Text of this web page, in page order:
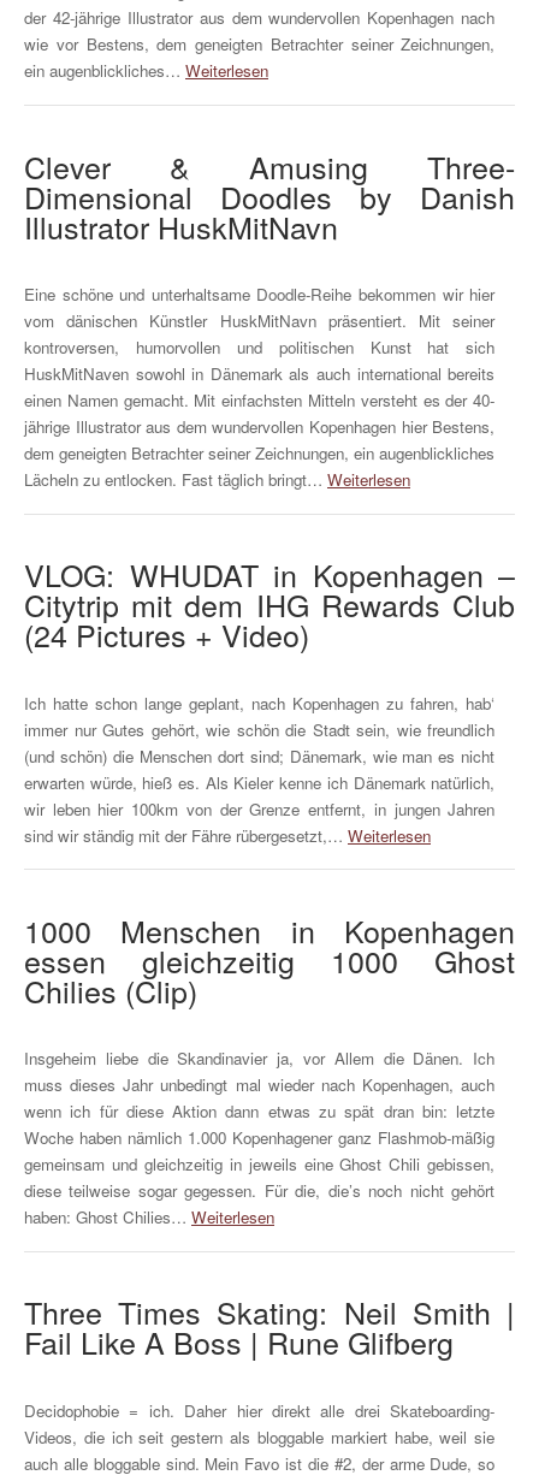
der 42-jährige Illustrator aus dem wundervollen Kopenhagen nach
wie vor Bestens, dem geneigten Betrachter seiner Zeichnungen,
ein augenblickliches… Weiterlesen
Clever & Amusing Three-
Dimensional Doodles by Danish
Illustrator HuskMitNavn
Eine schöne und unterhaltsame Doodle-Reihe bekommen wir hier
vom dänischen Künstler HuskMitNavn präsentiert. Mit seiner
kontroversen, humorvollen und politischen Kunst hat sich
HuskMitNaven sowohl in Dänemark als auch international bereits
einen Namen gemacht. Mit einfachsten Mitteln versteht es der 40-
jährige Illustrator aus dem wundervollen Kopenhagen hier Bestens,
dem geneigten Betrachter seiner Zeichnungen, ein augenblickliches
Lächeln zu entlocken. Fast täglich bringt… Weiterlesen
VLOG: WHUDAT in Kopenhagen –
Citytrip mit dem IHG Rewards Club
(24 Pictures + Video)
Ich hatte schon lange geplant, nach Kopenhagen zu fahren, hab‘
immer nur Gutes gehört, wie schön die Stadt sein, wie freundlich
(und schön) die Menschen dort sind; Dänemark, wie man es nicht
erwarten würde, hieß es. Als Kieler kenne ich Dänemark natürlich,
wir leben hier 100km von der Grenze entfernt, in jungen Jahren
sind wir ständig mit der Fähre rübergesetzt,… Weiterlesen
1000 Menschen in Kopenhagen
essen gleichzeitig 1000 Ghost
Chilies (Clip)
Insgeheim liebe die Skandinavier ja, vor Allem die Dänen. Ich
muss dieses Jahr unbedingt mal wieder nach Kopenhagen, auch
wenn ich für diese Aktion dann etwas zu spät dran bin: letzte
Woche haben nämlich 1.000 Kopenhagener ganz Flashmob-mäßig
gemeinsam und gleichzeitig in jeweils eine Ghost Chili gebissen,
diese teilweise sogar gegessen. Für die, die’s noch nicht gehört
haben: Ghost Chilies… Weiterlesen
Three Times Skating: Neil Smith |
Fail Like A Boss | Rune Glifberg
Decidophobie = ich. Daher hier direkt alle drei Skateboarding-
Videos, die ich seit gestern als bloggable markiert habe, weil sie
auch alle bloggable sind. Mein Favo ist die #2, der arme Dude, so